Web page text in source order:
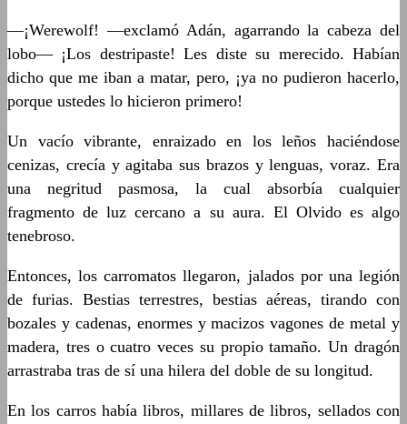
—¡Werewolf! —exclamó Adán, agarrando la cabeza del
lobo— ¡Los destripaste! Les diste su merecido. Habían
dicho que me iban a matar, pero, ¡ya no pudieron hacerlo,
porque ustedes lo hicieron primero!
Un vacío vibrante, enraizado en los leños haciéndose
cenizas, crecía y agitaba sus brazos y lenguas, voraz. Era
una negritud pasmosa, la cual absorbía cualquier
fragmento de luz cercano a su aura. El Olvido es algo
tenebroso.
Entonces, los carromatos llegaron, jalados por una legión
de furias. Bestias terrestres, bestias aéreas, tirando con
bozales y cadenas, enormes y macizos vagones de metal y
madera, tres o cuatro veces su propio tamaño. Un dragón
arrastraba tras de sí una hilera del doble de su longitud.
En los carros había libros, millares de libros, sellados con